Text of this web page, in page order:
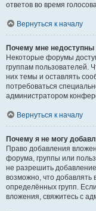
ответов во время
Вернуться к началу
Почему мне
Некоторые форумы
группам пользователей.
них темы и оставлять
потребоваться
администратором
Вернуться к началу
Почему я не могу
Право добавления
форума, группы или
не разрешить
возможно, что
определённых групп.
вложения, свяжитесь с